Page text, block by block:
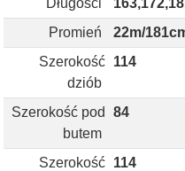
Długości
Promień
22m/
Szerokość
dziób
114
Szerokość pod
butem
84
Szerokość
114